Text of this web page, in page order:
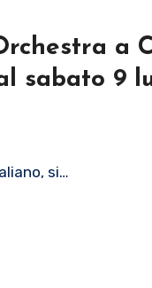
a
sabato 9
si…